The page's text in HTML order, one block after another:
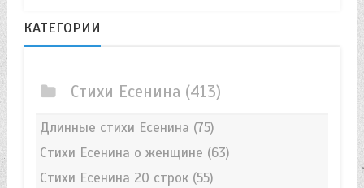
КАТЕГОРИИ
Стихи Есенина (413)
Длинные стихи Есенина (75)
Стихи Есенина о женщине (63)
Стихи Есенина 20 строк(55)